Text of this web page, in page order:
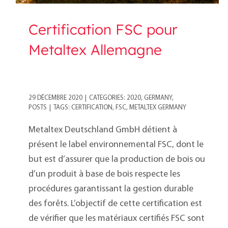
Certification FSC pour
Metaltex Allemagne
29 DÉCEMBRE 2020 CATEGORIES: 2020, GERMANY,
POSTS
TAGS: CERTIFICATION, FSC, METALTEX GERMANY
Metaltex Deutschland GmbH détient à
présent le label environnemental FSC, dont le
but est d’assurer que la production de bois ou
d’un produit à base de bois respecte les
procédures garantissant la gestion durable
des forêts. L’objectif de cette certification est
de vérifier que les matériaux certifiés FSC sont